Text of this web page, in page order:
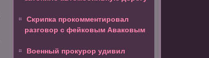
Скрипка прокомментировал
разговор с фейковым Аваковым
Военный прокурор удивил